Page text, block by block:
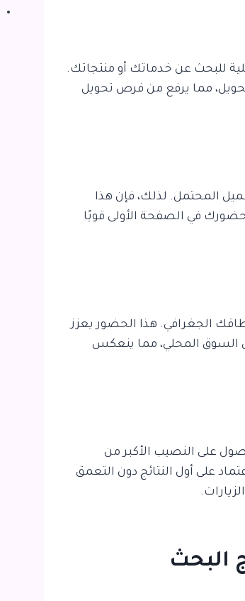
للبحث عن خدماتك أو منتجاتك.
مما يرفع من فرص تحويل
المحتمل. لذلك، فإن هذا
في الصفحة الأولى قويًا
الجغرافي. هذا الحضور يعزز
السوق المحلي، مما ينعكس
على النصيب الأكبر من
على أول النتائج دون التعمق
البحث